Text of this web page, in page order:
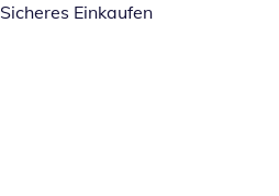
Sicheres Einkaufen